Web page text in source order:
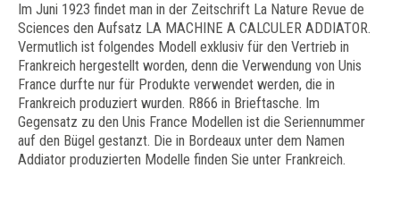
Im Juni 1923 findet man in der Zeitschrift La Nature Revue de
Sciences den Aufsatz LA MACHINE A CALCULER ADDIATOR.
Vermutlich ist folgendes Modell exklusiv für den Vertrieb in
Frankreich hergestellt worden, denn die Verwendung von Unis
France durfte nur für Produkte verwendet werden, die in
Frankreich produziert wurden. R866 in Brieftasche. Im
Gegensatz zu den Unis France Modellen ist die Seriennummer
auf den Bügel gestanzt. Die in Bordeaux unter dem Namen
Addiator produzierten Modelle finden Sie unter Frankreich.